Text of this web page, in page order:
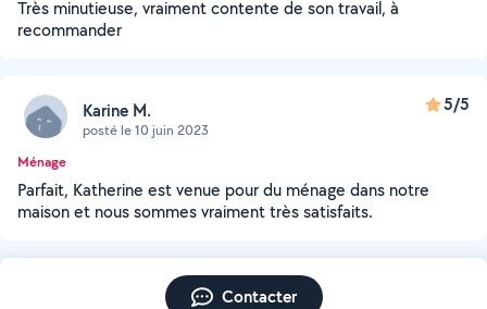
Très minutieuse, vraiment contente de son travail, à
recommander
Karine M.
posté le 10 juin 2023
5/5
Ménage
Parfait, Katherine est venue pour du ménage dans notre
maison et nous sommes vraiment très satisfaits.
Contacter